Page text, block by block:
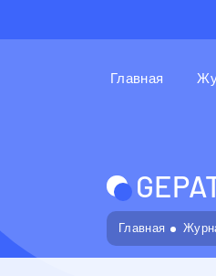
Главная
Главная